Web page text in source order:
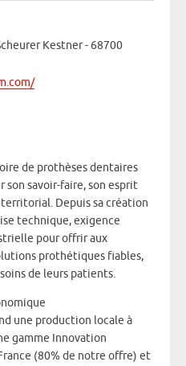
Kestner - 68700
de prothèses dentaires
son savoir-faire, son esprit
Depuis sa création
technique, exigence
pour offrir aux
prothétiques fiables,
de leurs patients.
une production locale à
gamme Innovation
(80% de notre offre) et